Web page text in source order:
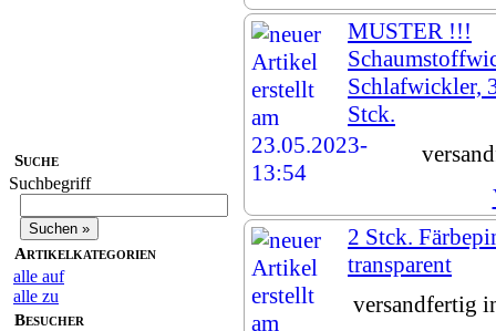
Suche
Suchbegriff
Artikelkategorien
alle auf
alle zu
Besucher
MUSTER !!!
Schlafwickler,
Stck.
2 Stck.
transparent
versandfertig